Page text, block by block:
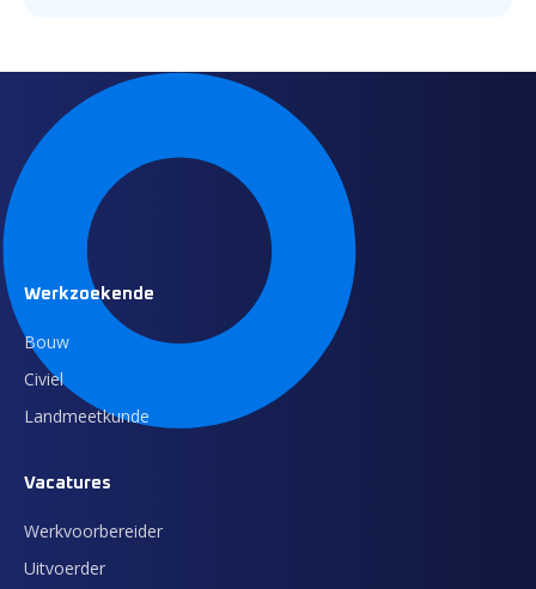
Werkzoekende
Bouw
Civiel
Landmeetkunde
Vacatures
Werkvoorbereider
Uitvoerder